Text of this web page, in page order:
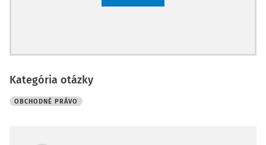
Kategória otázky
OBCHODNÉ PRÁVO